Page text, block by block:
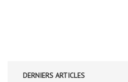
DERNIERS ARTICLES